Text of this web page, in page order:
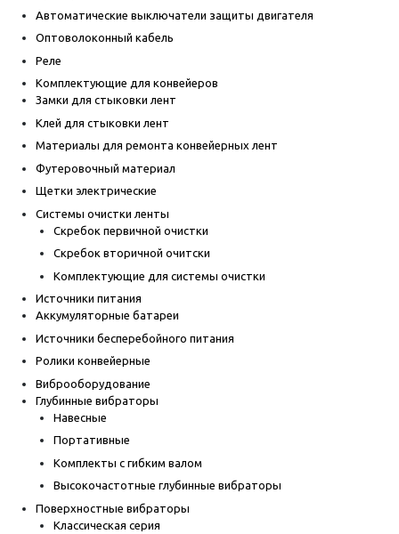
Автоматические выключатели защиты двигателя
Оптоволоконный кабель
Реле
Комплектующие для конвейеров
Замки для стыковки лент
Клей для стыковки лент
Материалы для ремонта конвейерных лент
Футеровочный материал
Щетки электрические
Системы очистки ленты
Скребок первичной очистки
Скребок вторичной очитски
Комплектующие для системы очистки
Источники питания
Аккумуляторные батареи
Источники бесперебойного питания
Ролики конвейерные
Виброоборудование
Глубинные вибраторы
Навесные
Портативные
Комплекты с гибким валом
Высокочастотные глубинные вибраторы
Поверхностные вибраторы
Классическая серия